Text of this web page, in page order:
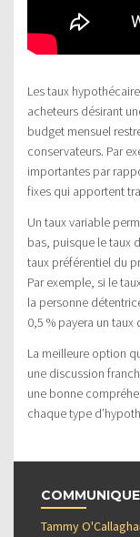
Les taux
acheteurs désirant
budget mensuel
conservateurs. Par
importantes par
fixes qui apportent
Un taux variable
bas, puisque le taux
taux préférentiel du
Par exemple, si le
la personne
0,5 % payera un taux
La meilleure option
une discussion
une bonne
chaque type
Tammy